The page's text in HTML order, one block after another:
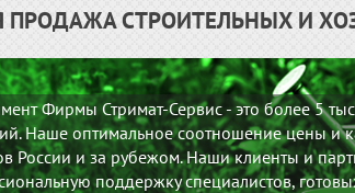
ПРОДАЖА СТРОИТЕЛЬНЫХ И
Фирмы Стримат-Сервис - это более 5
Наше оптимальное соотношение цены и
России и за рубежом. Наши клиенты и
поддержку специалистов,